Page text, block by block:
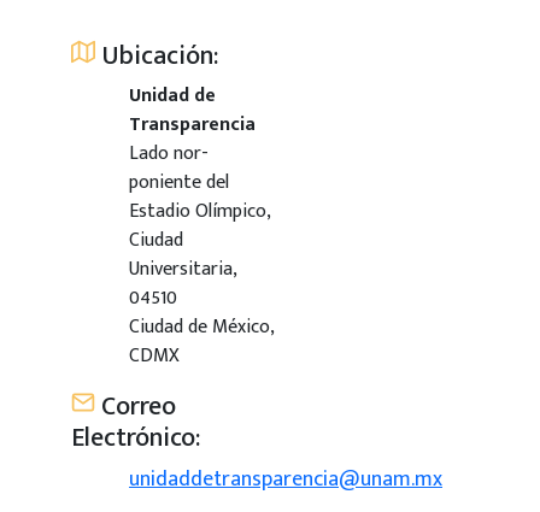
Ubicación:
Unidad de
Transparencia
Lado nor-
poniente del
Estadio Olímpico,
Ciudad
Universitaria,
04510
Ciudad de México,
CDMX
Correo
Electrónico:
unidaddetransparencia@unam.mx